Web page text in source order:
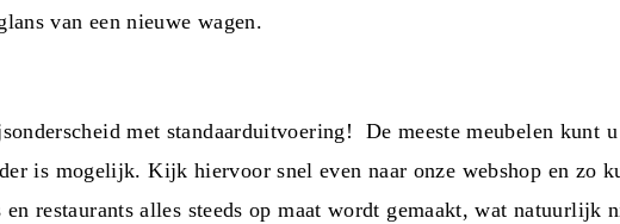
van een nieuwe wagen.
met standaarduitvoering! De meeste meubelen
is mogelijk. Kijk hiervoor snel even naar onze webshop en zo
restaurants alles steeds op maat wordt gemaakt, wat natuurlijk